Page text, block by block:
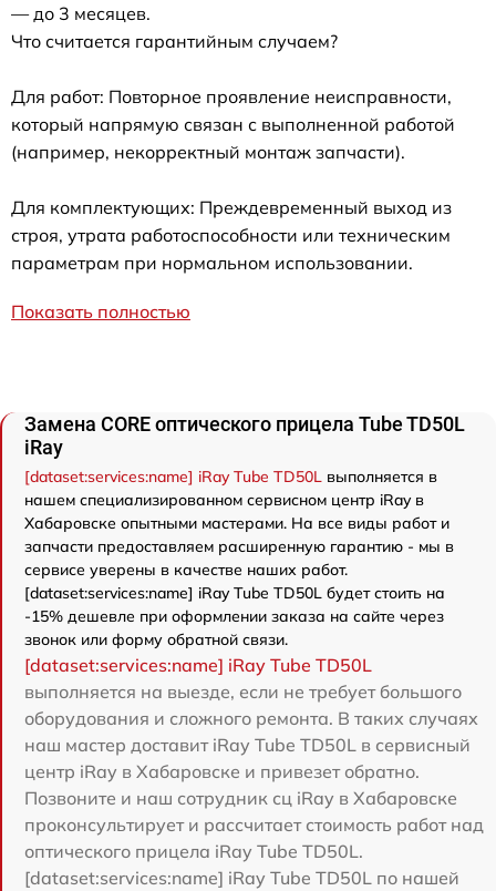
— до 3 месяцев.
Что считается гарантийным случаем?
Для работ: Повторное проявление неисправности,
который напрямую связан с выполненной работой
(например, некорректный монтаж запчасти).
Для комплектующих: Преждевременный выход из
строя, утрата работоспособности или техническим
параметрам при нормальном использовании.
Показать полностью
Замена CORE оптического прицела Tube TD50L
iRay
[dataset:services:name] iRay Tube TD50L выполняется в
нашем специализированном сервисном центр iRay в
Хабаровске опытными мастерами. На все виды работ и
запчасти предоставляем расширенную гарантию - мы в
сервисе уверены в качестве наших работ.
[dataset:services:name] iRay Tube TD50L будет стоить на
-15% дешевле при оформлении заказа на сайте через
звонок или форму обратной связи.
[dataset:services:name] iRay Tube TD50L
выполняется на выезде, если не требует большого
оборудования и сложного ремонта. В таких случаях
наш мастер доставит iRay Tube TD50L в сервисный
центр iRay в Хабаровске и привезет обратно.
Позвоните и наш сотрудник сц iRay в Хабаровске
проконсультирует и рассчитает стоимость работ над
оптического прицела iRay Tube TD50L.
[dataset:services:name] iRay Tube TD50L по нашей